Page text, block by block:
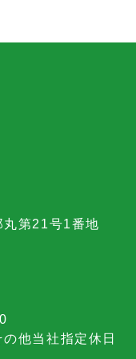
丸第21号1番地
他当社指定休日